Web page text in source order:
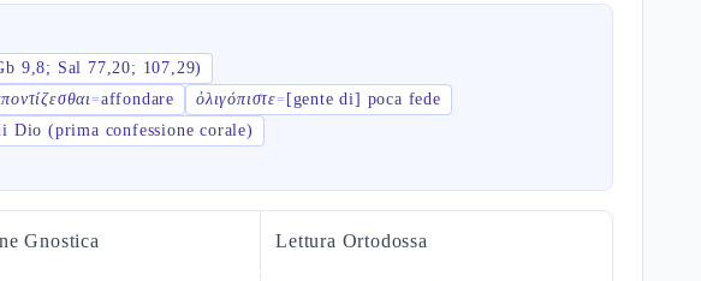
9,8; Sal 77,20; 107,29)
=affondare ὀλιγόπιστε= [gente di] poca fede
(prima confessione corale)
Gnostica Lettura Ortodossa